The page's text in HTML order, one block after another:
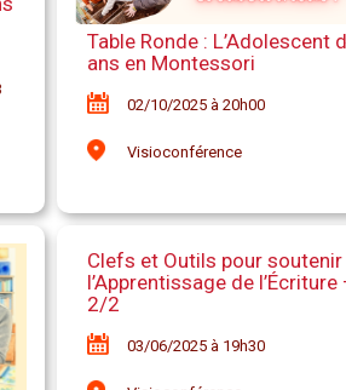
Table Ronde : L’Adolescent
ans en Montessori
02/10/2025 à 20h00
Visioconférence
Clefs et Outils pour soutenir
l’Apprentissage de
2/2
03/06/2025 à 19h30